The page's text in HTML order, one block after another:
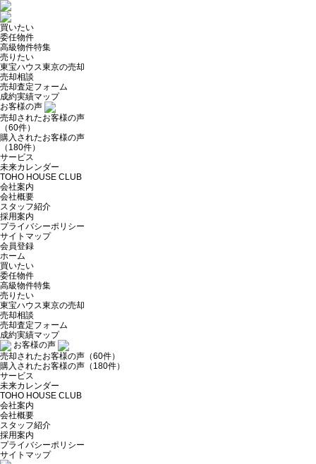
買いたい
委任物件
高級物件特集
売りたい
東宝ハウス東京の売却
売却相談
売却査定フォーム
成約実績マップ
お客様の声
売却されたお客様の声
（60件）
購入されたお客様の声
（180件）
サービス
未来カレンダー
TOHO HOUSE CLUB
会社案内
会社概要
スタッフ紹介
採用案内
プライバシーポリシー
サイトマップ
会員登録
ホーム
買いたい
委任物件
高級物件特集
売りたい
東宝ハウス東京の売却
売却相談
売却査定フォーム
成約実績マップ
お客様の声
売却されたお客様の声（60件）
購入されたお客様の声（180件）
サービス
未来カレンダー
TOHO HOUSE CLUB
会社案内
会社概要
スタッフ紹介
採用案内
プライバシーポリシー
サイトマップ